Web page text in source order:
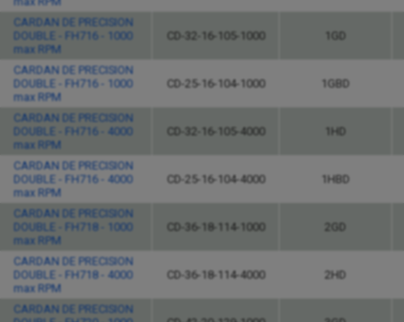
CARDAN DE PRECISION
DOUBLE - FH716 - 1000
max RPM
CD-32-16-105-1000 1GD
CARDAN DE PRECISION
DOUBLE - FH716 - 1000
max RPM
CD-25-16-104-1000 1GBD
CARDAN DE PRECISION
DOUBLE - FH716 - 4000
max RPM
CD-32-16-105-4000 1HD
CARDAN DE PRECISION
DOUBLE - FH716 - 4000
max RPM
CD-25-16-104-4000 1HBD
CARDAN DE PRECISION
DOUBLE - FH718 - 1000
max RPM
CD-36-18-114-1000 2GD
CARDAN DE PRECISION
DOUBLE - FH718 - 4000
max RPM
CD-36-18-114-4000 2HD
CARDAN DE PRECISION